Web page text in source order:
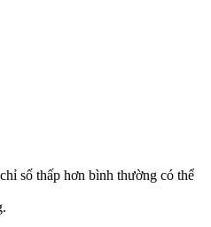
số thấp hơn bình thường có thể